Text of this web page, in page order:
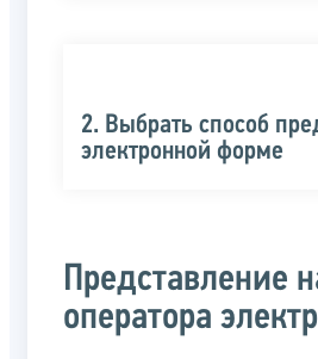
2. Выбрать способ
электронной форме
Представление
оператора